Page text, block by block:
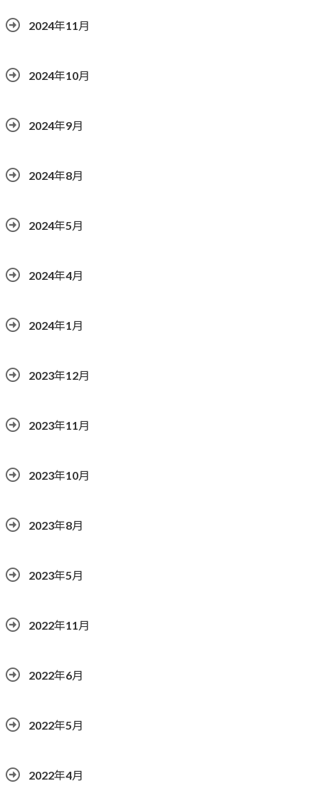
2024年11月
2024年10月
2024年9月
2024年8月
2024年5月
2024年4月
2024年1月
2023年12月
2023年11月
2023年10月
2023年8月
2023年5月
2022年11月
2022年6月
2022年5月
2022年4月